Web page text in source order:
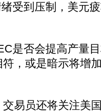
受到压制，美元
否会提高产量目
，或是暗示将增
员还将关注美国